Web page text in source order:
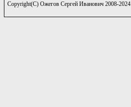
Copyright(C) Ожегов Сергей Иванович 2008-2024